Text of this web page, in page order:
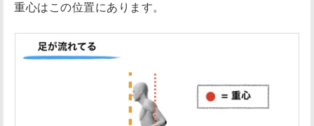
重心はこの位置にあります。